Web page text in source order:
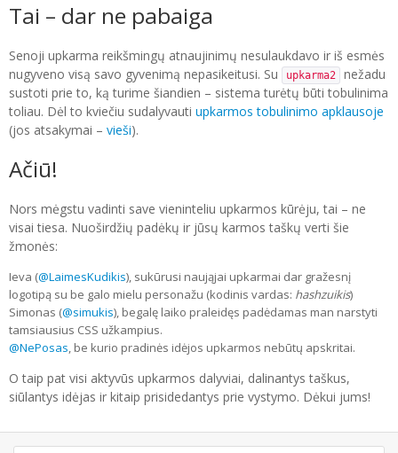
Tai – dar ne pabaiga
Senoji upkarma reikšmingų atnaujinimų nesulaukdavo ir iš esmės
nugyveno visą savo gyvenimą nepasikeitusi. Su
upkarma2
nežadu
sustoti prie to, ką turime šiandien – sistema turėtų būti tobulinima
toliau. Dėl to kviečiu sudalyvauti upkarmos tobulinimo apklausoje
(jos atsakymai – vieši).
Ačiū!
Nors mėgstu vadinti save vieninteliu upkarmos kūrėju, tai – ne
visai tiesa. Nuoširdžių padėkų ir jūsų karmos taškų verti šie
žmonės:
Ieva (@LaimesKudikis), sukūrusi naująjai upkarmai dar gražesnį
logotipą su be galo mielu personažu (kodinis vardas: hashzuikis)
Simonas (@simukis), begalę laiko praleidęs padėdamas man narstyti
tamsiausius CSS užkampius.
@NePosas, be kurio pradinės idėjos upkarmos nebūtų apskritai.
O taip pat visi aktyvūs upkarmos dalyviai, dalinantys taškus,
siūlantys idėjas ir kitaip prisidedantys prie vystymo. Dėkui jums!